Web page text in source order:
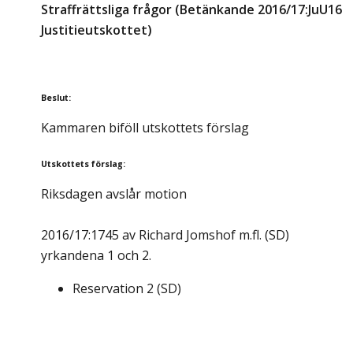
Straffrättsliga frågor (Betänkande 2016/17:JuU16
Justitieutskottet)
Beslut:
Kammaren biföll utskottets förslag
Utskottets förslag:
Riksdagen avslår motion
2016/17:1745 av Richard Jomshof m.fl. (SD)
yrkandena 1 och 2.
Reservation 2 (SD)